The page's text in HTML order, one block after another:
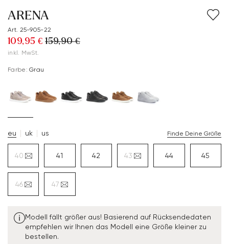
ARENA
Art. 25-905-22
109,95 € 159,90 €
inkl. MwSt.
Farbe: Grau
eu uk us Finde Deine Größe
40 41 42 43 44 45
46 47
Modell fällt größer aus! Basierend auf Rücksendedaten
empfehlen wir Ihnen das Modell eine Größe kleiner zu
bestellen.